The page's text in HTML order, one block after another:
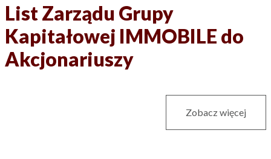
List Zarządu Grupy
Kapitałowej IMMOBILE do
Akcjonariuszy
Zobacz więcej